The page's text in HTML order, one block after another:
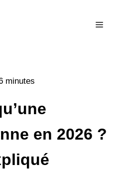
Menu
minutes
en 2026 ?